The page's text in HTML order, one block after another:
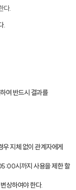
다.
.
여 반드시 결과를
우 지체 없이 관계자에게
시까지 사용을 제한 할
상하여야 한다.